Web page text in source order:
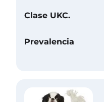
Clase UKC.
Prevalencia